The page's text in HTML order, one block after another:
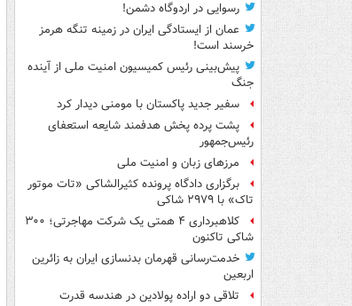
رسوایی در اردوگاه دشمن!
عمان از ایستادگی ایران در زمینه تنگه هرمز
خرسند است!
پیش‌بینی رئیس کمیسیون امنیت ملی از آینده
جنگ
سفیر جدید پاکستان با مومنی دیدار کرد
پشت پرده پخش هدفمند شایعه استعفای
رئیس‌جمهور
مرزهای زبان و امنیت ملی
برگزاری دادگاه پرونده کثیرالشاکی «تات موتور
تاک» با ۲۹۷۹ شاکی
کلاهبرداری ۴ همتی یک شرکت مهاجرتی؛ ۳۰۰
شاکی تاکنون
خدمت‌رسانی قهرمان بدنسازی ایران به زائرین
اربعین
تلاقی دو اراده پولادین در هندسه قدرت